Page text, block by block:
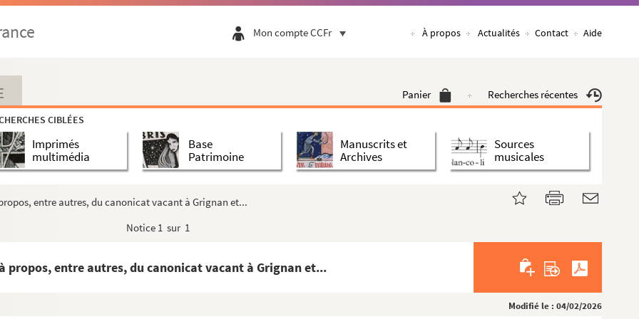
Mon compte CCFr À propos Actualités Contact Aide
Panier Recherches récentes
CIBLÉES
Imprimés
multimédia
Base
Patrimoine
Manuscrits et
Archives
Sources
musicales
entre autres, du canonicat vacant à Grignan et...
Notice 1 sur 1
propos, entre autres, du canonicat vacant à Grignan et...
Modifié le : 04/02/2026
de foc M. Lucien Mengaud. Musico de Louis De...
(1837-1901)
(1877-1968)
Joseph Toussaint (1795-1867)
concernant les modalités de l’exécution des condamn...